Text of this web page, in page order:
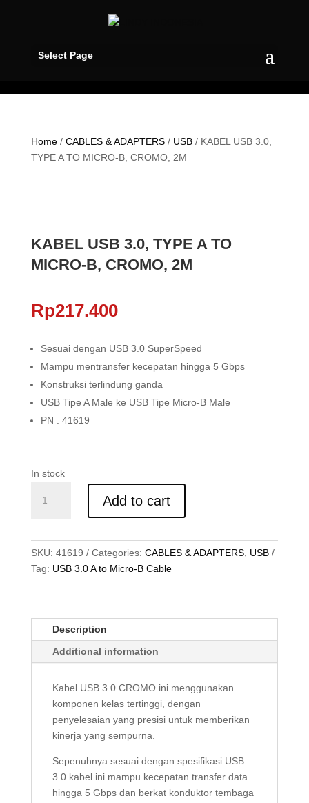
Select Page
Home/ CABLES & ADAPTERS/ USB/ KABEL USB 3.0,
TYPE A TO MICRO-B, CROMO, 2M
KABEL USB 3.0, TYPE A TO
MICRO-B, CROMO, 2M
Rp217.400
Sesuai dengan USB 3.0 SuperSpeed
Mampu mentransfer kecepatan hingga 5 Gbps
Konstruksi terlindung ganda
USB Tipe A Male ke USB Tipe Micro-B Male
PN : 41619
In stock
USB
A
TO
quantity
Add to cart
SKU: 41619 Categories: CABLES & ADAPTERS, USB
Tag: USB 3.0 A to Micro-B Cable
Description
Additional information
Kabel USB 3.0 CROMO ini menggunakan
komponen kelas tertinggi, dengan
penyelesaian yang presisi untuk memberikan
kinerja yang sempurna.
Sepenuhnya sesuai dengan spesifikasi USB
3.0 kabel ini mampu kecepatan transfer data
hingga 5 Gbps dan berkat konduktor tembaga